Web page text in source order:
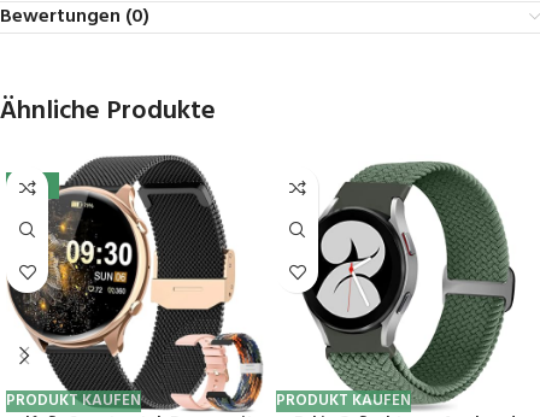
Bewertungen (0)
Ähnliche Produkte
-33%
PRODUKT KAUFEN PRODUKT KAUFEN